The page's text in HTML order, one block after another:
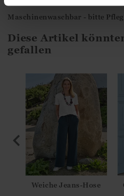
Maschinenwaschbar - bitte
Diese Artikel
gefallen
Weiche Jeans-Hose